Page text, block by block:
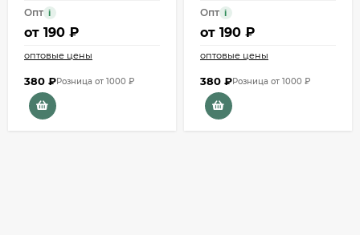
Опт i
от 190 ₽
оптовые цены
380 ₽Розница от 1000 ₽
Опт i
от 190 ₽
оптовые цены
380 ₽Розница от 1000 ₽